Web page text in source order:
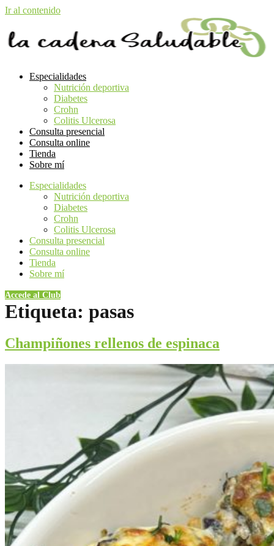
Ir al contenido
Especialidades
Nutrición deportiva
Diabetes
Crohn
Colitis Ulcerosa
Consulta presencial
Consulta online
Tienda
Sobre mí
Especialidades
Nutrición deportiva
Diabetes
Crohn
Colitis Ulcerosa
Consulta presencial
Consulta online
Tienda
Sobre mí
Accede al Club
Etiqueta: pasas
Champiñones rellenos de espinaca